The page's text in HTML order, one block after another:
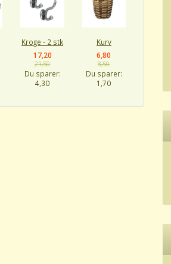
Kroge - 2 stk
17,20
21,50
Du sparer:
4,30
Kurv
6,80
8,50
Du sparer:
1,70